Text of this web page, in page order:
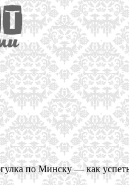
по Минску — как успеть